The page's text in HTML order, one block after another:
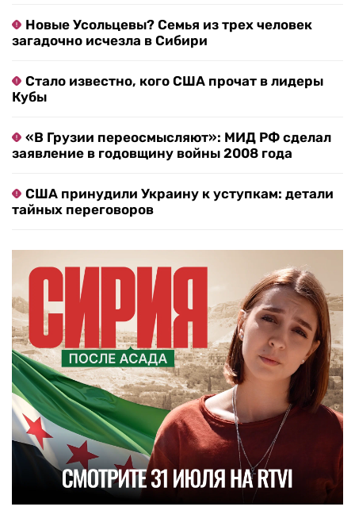
Новые Усольцевы? Семья из трех человек
загадочно исчезла в Сибири
Стало известно, кого США прочат в лидеры
Кубы
«В Грузии переосмысляют»: МИД РФ сделал
заявление в годовщину войны 2008 года
США принудили Украину к уступкам: детали
тайных переговоров